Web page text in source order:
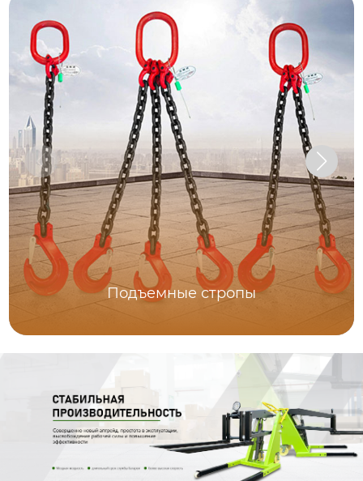
Подъемные стропы